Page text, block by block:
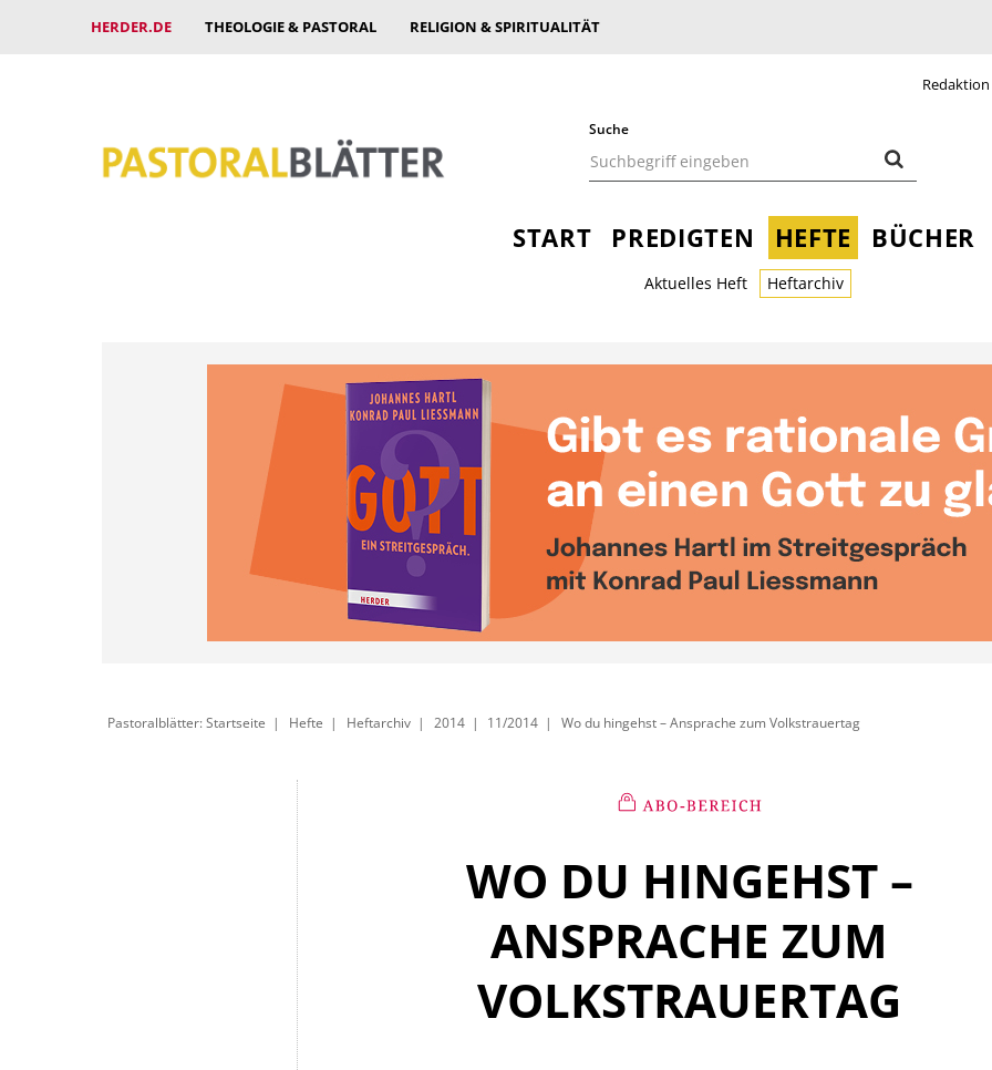
HERDER.DE THEOLOGIE & PASTORAL RELIGION & SPIRITUALITÄT
Redaktion
Suche
START PREDIGTEN HEFTE BÜCHER
Aktuelles Heft Heftarchiv
Pastoralblätter: Startseite Hefte Heftarchiv 2014 11/2014 Wo du hingehst – Ansprache zum Volkstrauertag
WO DU HINGEHST –
ANSPRACHE ZUM
VOLKSTRAUERTAG